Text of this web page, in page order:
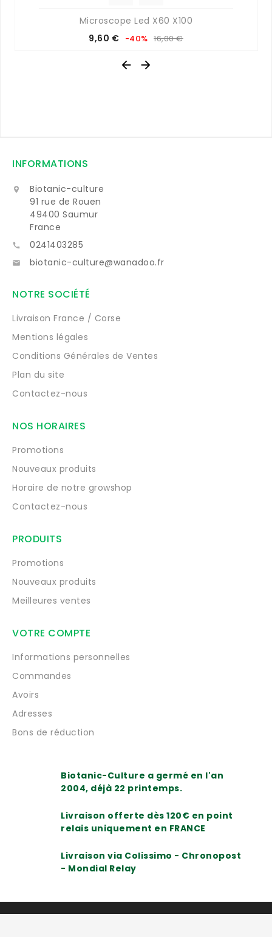
Microscope Led X60 X100
Prix
9,60 € Prix
base
-40% 16,00 €
 
INFORMATIONS

Biotanic-culture
91 rue de Rouen
49400 Saumur
France
 0241403285
 biotanic-culture@wanadoo.fr
NOTRE SOCIÉTÉ
Livraison France / Corse
Mentions légales
Conditions Générales de Ventes
Plan du site
Contactez-nous
NOS HORAIRES
Promotions
Nouveaux produits
Horaire de notre growshop
Contactez-nous
PRODUITS
Promotions
Nouveaux produits
Meilleures ventes
VOTRE COMPTE
Informations personnelles
Commandes
Avoirs
Adresses
Bons de réduction
Biotanic-Culture a germé en l'an
2004, déjà 22 printemps.
Livraison offerte dès 120€ en point
relais uniquement en FRANCE
Livraison via Colissimo - Chronopost
- Mondial Relay